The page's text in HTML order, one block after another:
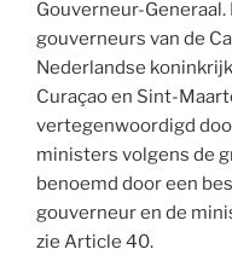
Gouverneur-
gouverneurs van de
Nederlandse
Curaçao en Sint-
vertegenwoordigd
ministers volgens de
benoemd door een
gouverneur en de
zie Article 40.